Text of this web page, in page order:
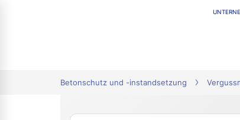
Betonschutz und -instandsetzung